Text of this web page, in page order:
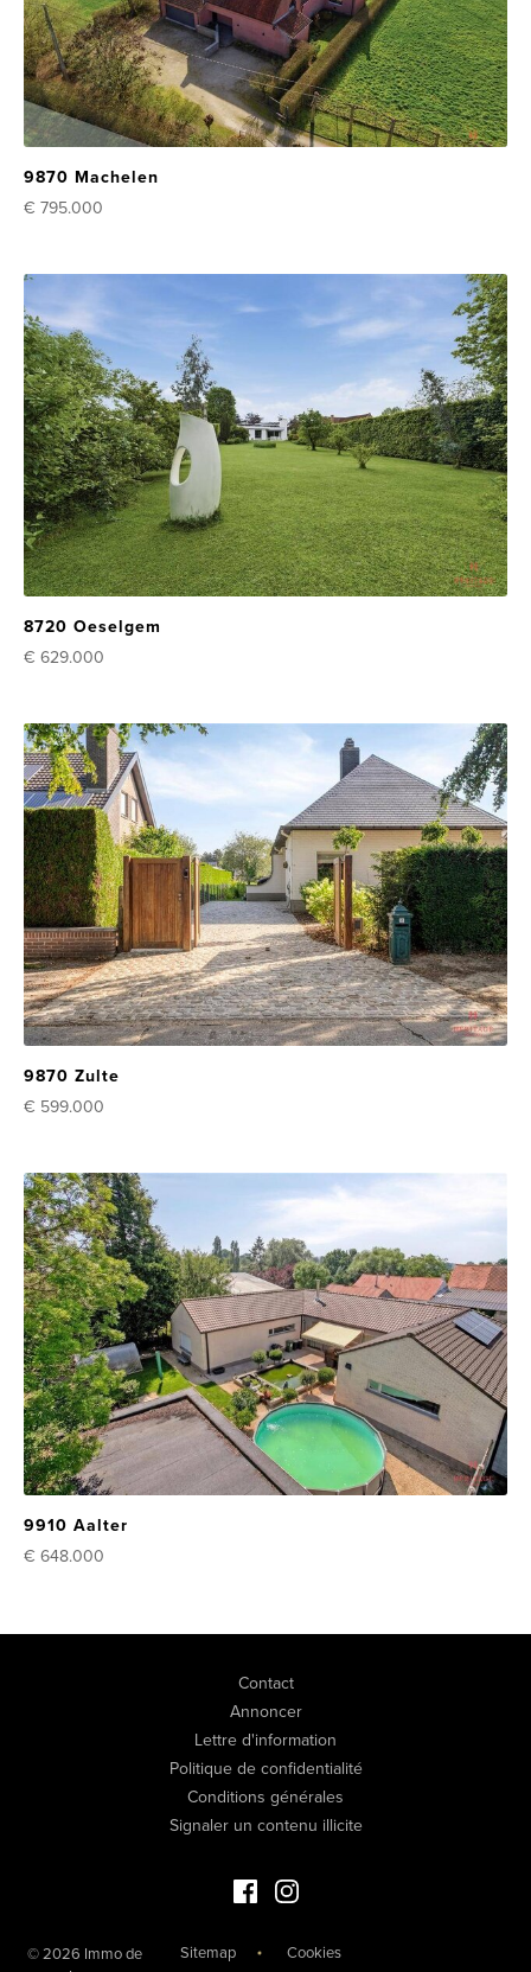
9870 Machelen
€ 795.000
8720 Oeselgem
€ 629.000
9870 Zulte
€ 599.000
9910 Aalter
€ 648.000
Contact
Annoncer
Lettre d'information
Politique de confidentialité
Conditions générales
Signaler un contenu illicite
Facebook Immo de Luxe
Instagram Immo de Luxe
© 2026 Immo de
Sitemap
Cookies